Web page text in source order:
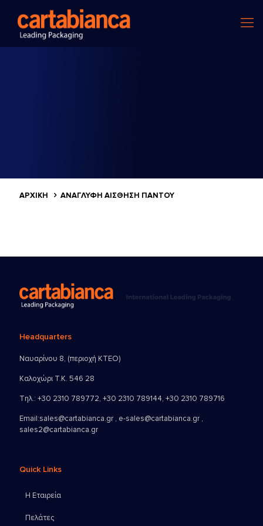
ΑΡΧΙΚΗ ΑΝΆΓΛΥΦΗ ΑΊΣΘΗΣΗ ΠΑΝΤΟΎ
Headquarters
Ναυαρίνου 8, (περιοχή ΚΤΕΟ)
Καλοχώρι Τ.Κ. 546 28
Τηλ.: +30 2310 789772, +30 2310 789144, +30 2310 789716
Email:sales@cartabianca.gr , e-sales@cartabianca.gr ,
sales2@cartabianca.gr
Quick Links
Η Εταιρεία
Πελάτες